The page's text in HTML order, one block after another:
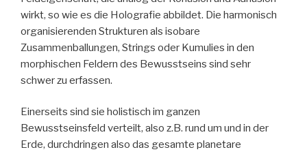
wirkt, so wie es die Holografie abbildet. Die harmonisch
organisierenden Strukturen als isobare
Zusammenballungen, Strings oder Kumulies in den
morphischen Feldern des Bewusstseins sind sehr
schwer zu erfassen.
Einerseits sind sie holistisch im ganzen
Bewusstseinsfeld verteilt, also z.B. rund um und in der
Erde, durchdringen also das gesamte planetare